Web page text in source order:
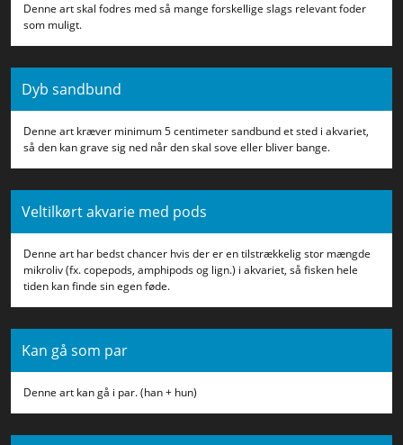
Denne art skal fodres med så mange forskellige slags relevant foder
som muligt.
Dyb sandbund
Denne art kræver minimum 5 centimeter sandbund et sted i akvariet,
så den kan grave sig ned når den skal sove eller bliver bange.
Veltilkørt akvarie med pods
Denne art har bedst chancer hvis der er en tilstrækkelig stor mængde
mikroliv (fx. copepods, amphipods og lign.) i akvariet, så fisken hele
tiden kan finde sin egen føde.
Kan gå som par
Denne art kan gå i par. (han + hun)